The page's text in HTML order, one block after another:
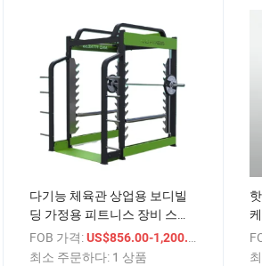
다기능 체육관 상업용 보디빌
딩 가정용 피트니스 장비 스쿼
트 3D 스미스 머신
FOB 가격: US$856.00-1,200.00
최소 주문하다: 1 상품